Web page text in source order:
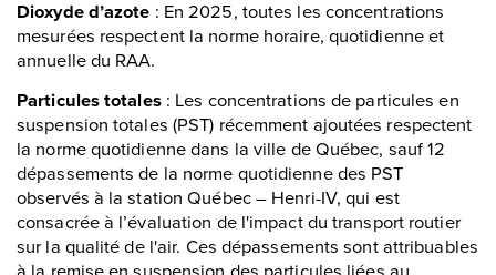
Dioxyde d’azote : En 2025, toutes les concentrations
mesurées respectent la norme horaire, quotidienne et
annuelle du RAA.
Particules totales: Les concentrations de particules en
suspension totales (PST) récemment ajoutées respectent
la norme quotidienne dans la ville de Québec, sauf 12
dépassements de la norme quotidienne des PST
observés à la station Québec – Henri-IV, qui est
consacrée à l’évaluation de l'impact du transport routier
sur la qualité de l'air. Ces dépassements sont attribuables
à la remise en suspension des particules liées au